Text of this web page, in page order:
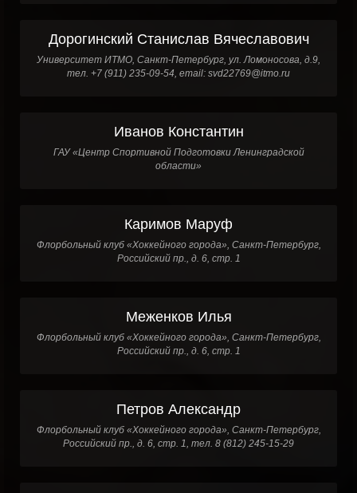
Дорогинский Станислав Вячеславович
Университет ИТМО, Санкт-Петербург, ул. Ломоносова, д.9,
тел. +7 (911) 235-09-54, email: svd22769@itmo.ru
Иванов Константин
ГАУ «Центр Спортивной Подготовки Ленинградской
области»
Каримов Маруф
Флорбольный клуб «Хоккейного города», Санкт-Петербург,
Российский пр., д. 6, стр. 1
Меженков Илья
Флорбольный клуб «Хоккейного города», Санкт-Петербург,
Российский пр., д. 6, стр. 1
Петров Александр
Флорбольный клуб «Хоккейного города», Санкт-Петербург,
Российский пр., д. 6, стр. 1, тел. 8 (812) 245-15-29